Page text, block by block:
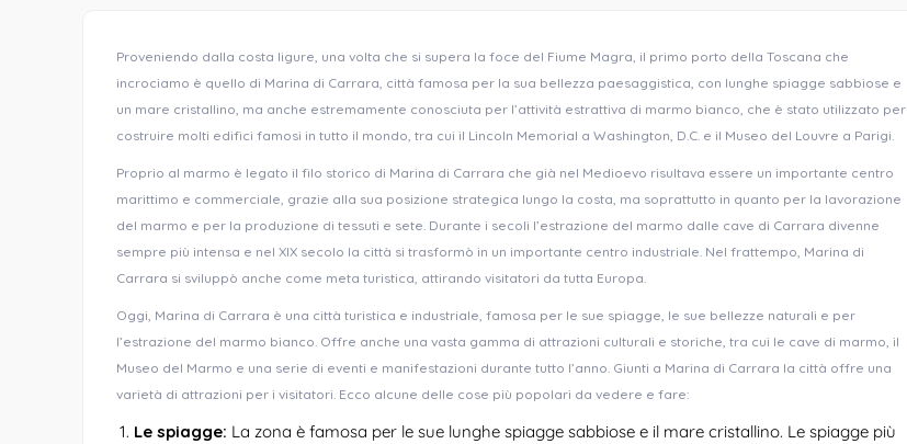
Proveniendo dalla costa ligure, una volta che si supera la foce del Fiume Magra, il primo porto della Toscana che
incrociamo è quello di Marina di Carrara, città famosa per la sua bellezza paesaggistica, con lunghe spiagge sabbiose e
un mare cristallino, ma anche estremamente conosciuta per l’attività estrattiva di marmo bianco, che è stato utilizzato per
costruire molti edifici famosi in tutto il mondo, tra cui il Lincoln Memorial a Washington, D.C. e il Museo del Louvre a Parigi.
Proprio al marmo è legato il filo storico di Marina di Carrara che già nel Medioevo risultava essere un importante centro
marittimo e commerciale, grazie alla sua posizione strategica lungo la costa, ma soprattutto in quanto per la lavorazione
del marmo e per la produzione di tessuti e sete. Durante i secoli l’estrazione del marmo dalle cave di Carrara divenne
sempre più intensa e nel XIX secolo la città si trasformò in un importante centro industriale. Nel frattempo, Marina di
Carrara si sviluppò anche come meta turistica, attirando visitatori da tutta Europa.
Oggi, Marina di Carrara è una città turistica e industriale, famosa per le sue spiagge, le sue bellezze naturali e per
l’estrazione del marmo bianco. Offre anche una vasta gamma di attrazioni culturali e storiche, tra cui le cave di marmo, il
Museo del Marmo e una serie di eventi e manifestazioni durante tutto l’anno. Giunti a Marina di Carrara la città offre una
varietà di attrazioni per i visitatori. Ecco alcune delle cose più popolari da vedere e fare:
Le spiagge: La zona è famosa per le sue lunghe spiagge sabbiose e il mare cristallino. Le spiagge più